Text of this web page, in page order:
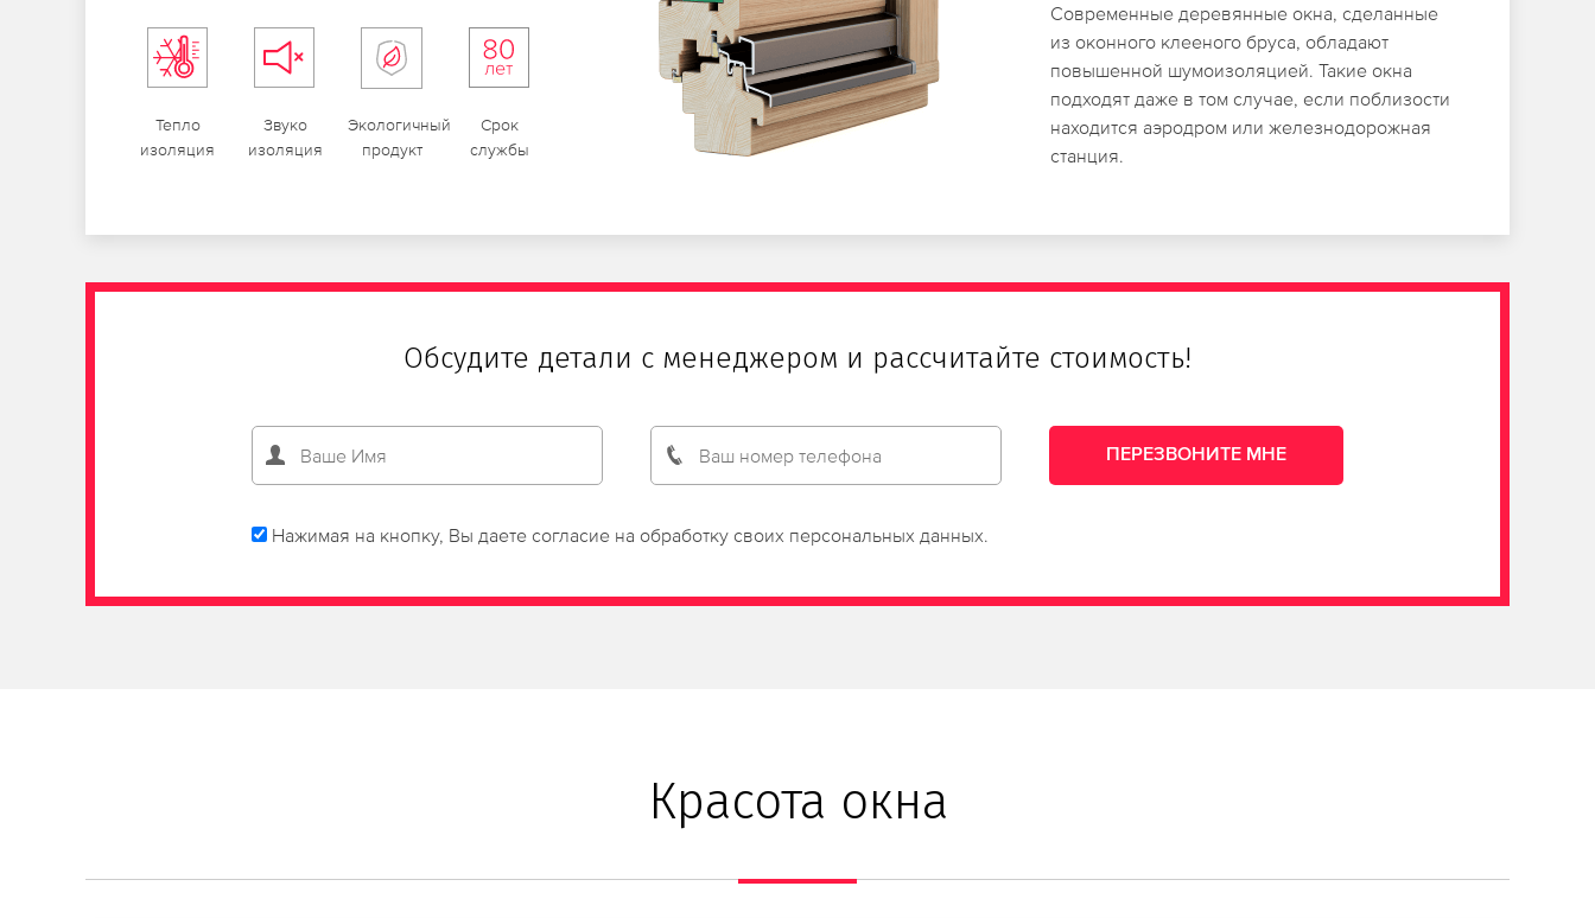
Тепло
изоляция
Звуко
изоляция
Экологичный
продукт
Срок
службы
Современные деревянные окна, сделанные
из оконного клееного бруса, обладают
повышенной шумоизоляцией. Такие окна
подходят даже в том случае, если поблизости
находится аэродром или железнодорожная
станция.
Обсудите детали с менеджером и рассчитайте стоимость!
Нажимая на кнопку, Вы даете согласие на обработку своих персональных данных.
Красота окна